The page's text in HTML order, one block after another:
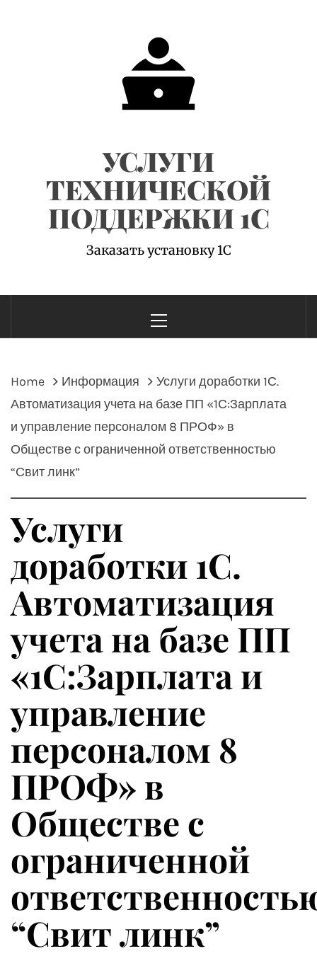
УСЛУГИ
ТЕХНИЧЕСКОЙ
ПОДДЕРЖКИ 1С
Заказать установку 1С
Menu
Home Информация
Услуги доработки 1С.
Автоматизация учета на базе ПП «1С:Зарплата
и управление персоналом 8 ПРОФ» в
Обществе с ограниченной ответственностью
“Свит линк”
Услуги
доработки 1С.
Автоматизация
учета на базе ПП
«1С:Зарплата и
управление
персоналом 8
ПРОФ» в
Обществе с
ограниченной
“Свит линк”